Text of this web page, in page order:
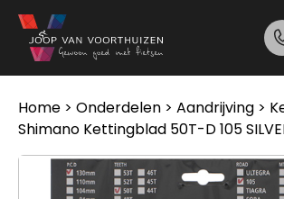
Ga naar de inhoud
Home > Onderdelen > Aandrijving >
Shimano Kettingblad 50T-D 105